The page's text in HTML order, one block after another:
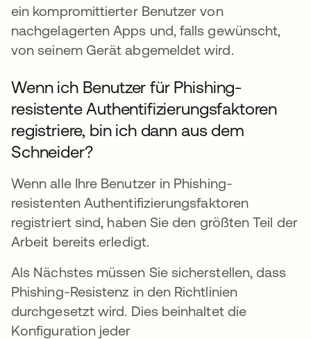
ein kompromittierter Benutzer von
nachgelagerten Apps und, falls gewünscht,
von seinem Gerät abgemeldet wird.
Wenn ich Benutzer für Phishing-
resistente Authentifizierungsfaktoren
registriere, bin ich dann aus dem
Schneider?
Wenn alle Ihre Benutzer in Phishing-
resistenten Authentifizierungsfaktoren
registriert sind, haben Sie den größten Teil der
Arbeit bereits erledigt.
Als Nächstes müssen Sie sicherstellen, dass
Phishing-Resistenz in den Richtlinien
durchgesetzt wird. Dies beinhaltet die
Konfiguration jeder